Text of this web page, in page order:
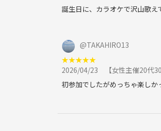
誕生日に、カラオケで沢山歌え
@TAKAHIRO13
★★★★★
2026/04/23
【女性主催20代
初参加でしたがめっちゃ楽しか